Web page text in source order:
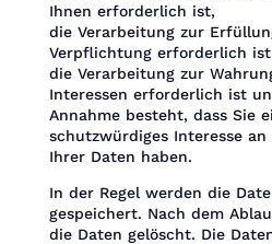
Ihnen erforderlich ist,
die Verarbeitung zur
Verpflichtung erforderlich
die Verarbeitung zur
Interessen erforderlich ist
Annahme besteht, dass Sie
schutzwürdiges Interesse
Ihrer Daten haben.
In der Regel werden die
gespeichert. Nach dem
die Daten gelöscht. Die